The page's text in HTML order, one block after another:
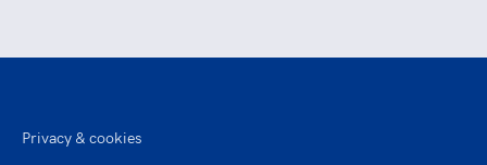
Privacy & cookies